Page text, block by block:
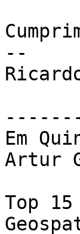
--
Em
Artur
Top